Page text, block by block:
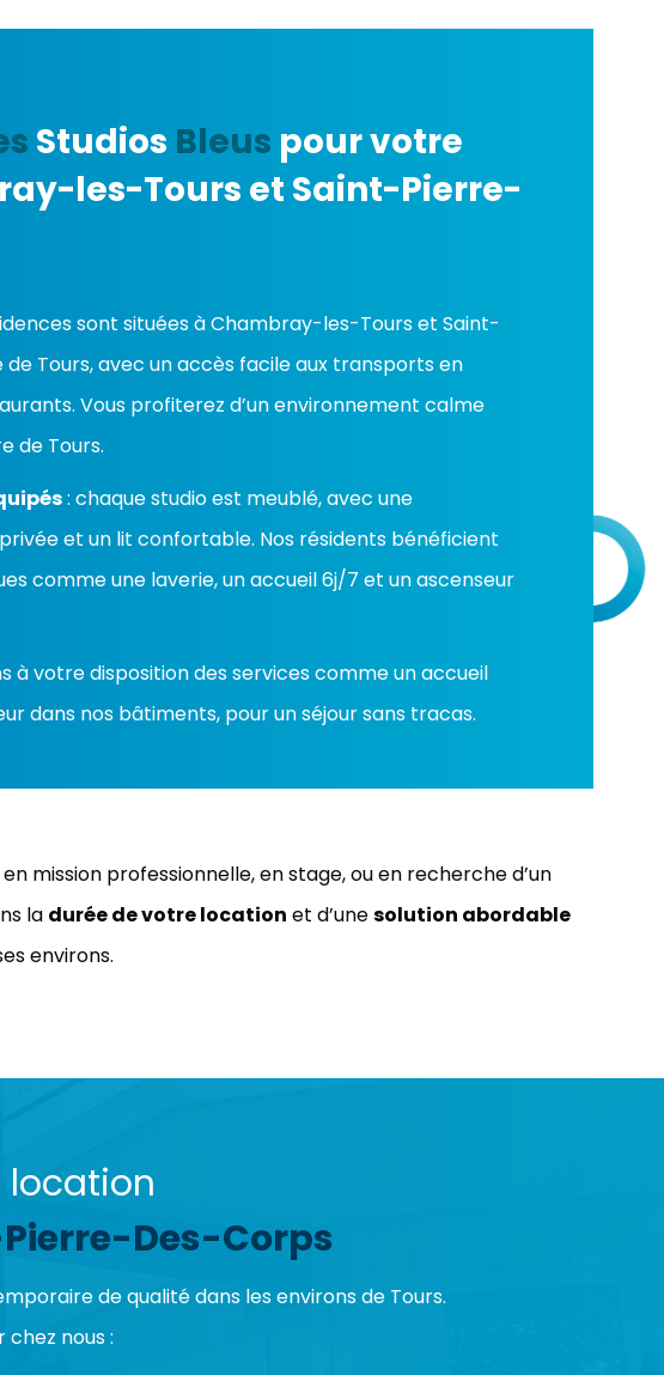
Studios Bleus pour votre
les-Tours et Saint-Pierre-
sont situées à Chambray-les-Tours et Saint-
Tours, avec un accès facile aux transports en
Vous profiterez d’un environnement calme
de Tours.
: chaque studio est meublé, avec une
et un lit confortable. Nos résidents bénéficient
comme une laverie, un accueil 6j/7 et un ascenseur
à votre disposition des services comme un accueil
dans nos bâtiments, pour un séjour sans tracas.
en mission professionnelle, en stage, ou en recherche d’un
la durée de votre location et d’unesolution abordable
environs.
location
Des-Corps
de qualité dans les environs de Tours.
nous :